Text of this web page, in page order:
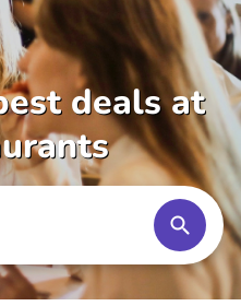
deals at